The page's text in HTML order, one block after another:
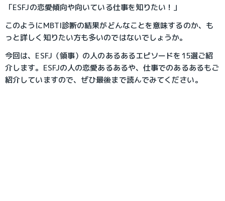
「ESFJの恋愛傾向や向いている仕事を知りたい！」
このようにMBTI診断の結果がどんなことを意味するのか、も
っと詳しく知りたい方も多いのではないでしょうか。
今回は、ESFJ（領事）の人のあるあるエピソードを15選ご紹
介します。ESFJの人の恋愛あるあるや、仕事でのあるあるもご
紹介していますので、ぜひ最後まで読んでみてください。